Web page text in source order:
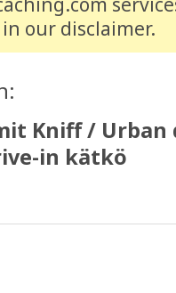
in our disclaimer.
Kniff /
in kätkö